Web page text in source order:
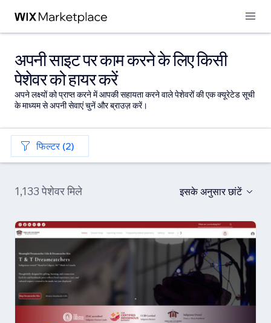
अपनी साइट पर काम करने के लिए किसी
पेशेवर को हायर करें
अपने लक्ष्यों को प्राप्त करने में आपकी सहायता करने वाले पेशेवरों की एक क्यूरेटेड सूची
के माध्यम से अपनी सेवाएं चुनें और ब्राउज़ करें।
फिल्टर (2)
1,133 पेशेवर मिले इसके अनुसार छांटें